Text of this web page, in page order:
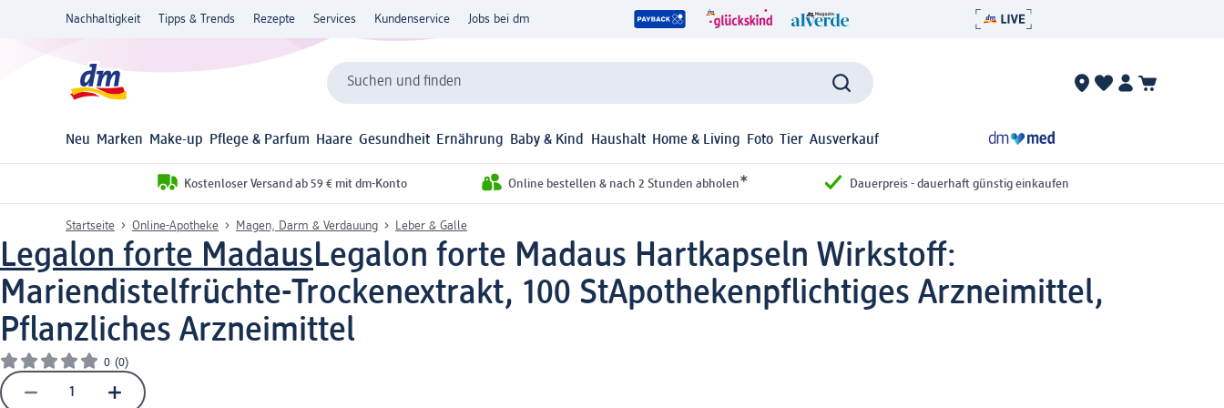
Nachhaltigkeit Tipps & Trends Rezepte Services Kundenservice Jobs bei dm
Suchen und finden
Neu Marken Make-up Pflege & Parfum Haare Gesundheit Ernährung Baby & Kind Haushalt Home & Living Foto Tier Ausverkauf
Kostenloser Versand ab 59 € mit dm-Konto Online bestellen & nach 2 Stunden abholen* Dauerpreis - dauerhaft günstig einkaufen
Startseite Online-Apotheke Magen, Darm & Verdauung Leber & Galle
Legalon forte MadausLegalon forte Madaus Hartkapseln Wirkstoff:
Mariendistelfrüchte-Trockenextrakt, 100 StApothekenpflichtiges Arzneimittel,
Pflanzliches Arzneimittel
0 (0)